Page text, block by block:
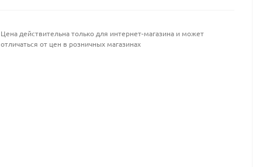
Цена действительна только для интернет-магазина и может
отличаться от цен в розничных магазинах